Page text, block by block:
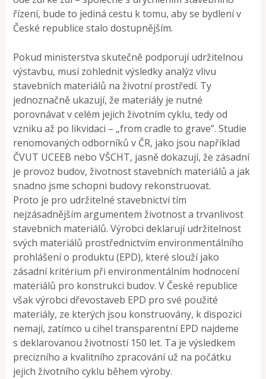
řízení, bude to jediná cestu k tomu, aby se bydlení v
České republice stalo dostupnějším.
Pokud ministerstva skutečně podporují udržitelnou
výstavbu, musí zohlednit výsledky analýz vlivu
stavebních materiálů na životní prostředí. Ty
jednoznačně ukazují, že materiály je nutné
porovnávat v celém jejich životním cyklu, tedy od
vzniku až po likvidaci – „from cradle to grave”. Studie
renomovaných odborníků v ČR, jako jsou například
ČVUT UCEEB nebo VŠCHT, jasně dokazují, že zásadní
je provoz budov, životnost stavebních materiálů a jak
snadno jsme schopni budovy rekonstruovat.
Proto je pro udržitelné stavebnictví tím
nejzásadnějším argumentem životnost a trvanlivost
stavebních materiálů. Výrobci deklarují udržitelnost
svých materiálů prostřednictvím environmentálního
prohlášení o produktu (EPD), které slouží jako
zásadní kritérium při environmentálním hodnocení
materiálů pro konstrukci budov. V České republice
však výrobci dřevostaveb EPD pro své použité
materiály, ze kterých jsou konstruovány, k dispozici
nemají, zatímco u cihel transparentní EPD najdeme
s deklarovanou životností 150 let. Ta je výsledkem
precizního a kvalitního zpracování už na počátku
jejich životního cyklu během výroby.